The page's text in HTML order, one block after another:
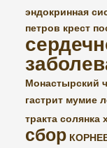
эндокринная
петров крест
Монастырский
гастрит мумие
тракта солянка
сбор